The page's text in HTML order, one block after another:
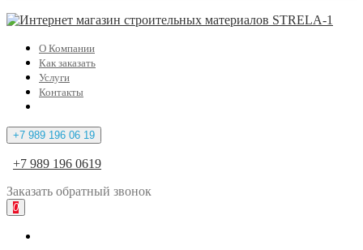
О Компании
Как заказать
Услуги
Контакты
+7 989 196 06 19
+7 989 196 0619
Заказать обратный звонок
0